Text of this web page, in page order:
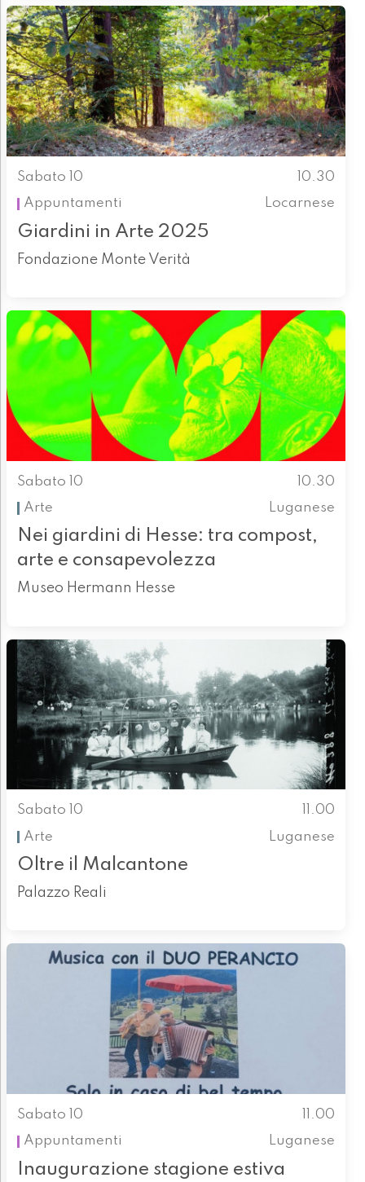
Sabato 10
10.30
Appuntamenti
Locarnese
Giardini in Arte 2025
Fondazione Monte Verità
Sabato 10
10.30
Arte
Luganese
Nei giardini di Hesse: tra compost,
arte e consapevolezza
Museo Hermann Hesse
Sabato 10
11.00
Arte
Luganese
Oltre il Malcantone
Palazzo Reali
Sabato 10
11.00
Appuntamenti
Luganese
Inaugurazione stagione estiva